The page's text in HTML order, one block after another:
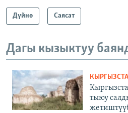
Дүйнө Саясат
Дагы кызыктуу
тыюу